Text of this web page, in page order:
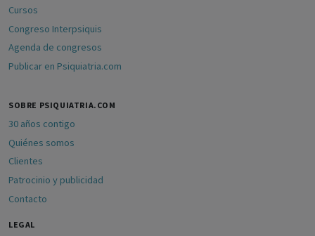
Cursos
Congreso Interpsiquis
Agenda de congresos
Publicar en Psiquiatria.com
SOBRE PSIQUIATRIA.COM
30 años contigo
Quiénes somos
Clientes
Patrocinio y publicidad
Contacto
LEGAL